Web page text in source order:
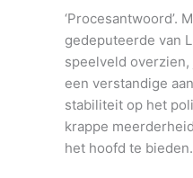
‘Procesantwoord’.
gedeputeerde van
speelveld
een verstandige
stabiliteit op het
krappe
het hoofd te bieden.